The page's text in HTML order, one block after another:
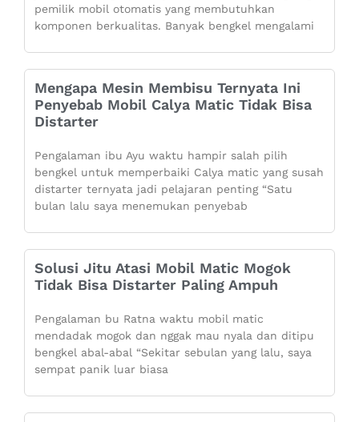
pemilik mobil otomatis yang membutuhkan
komponen berkualitas. Banyak bengkel mengalami
Mengapa Mesin Membisu Ternyata Ini
Penyebab Mobil Calya Matic Tidak Bisa
Distarter
Pengalaman ibu Ayu waktu hampir salah pilih
bengkel untuk memperbaiki Calya matic yang susah
distarter ternyata jadi pelajaran penting “Satu
bulan lalu saya menemukan penyebab
Solusi Jitu Atasi Mobil Matic Mogok
Tidak Bisa Distarter Paling Ampuh
Pengalaman bu Ratna waktu mobil matic
mendadak mogok dan nggak mau nyala dan ditipu
bengkel abal-abal “Sekitar sebulan yang lalu, saya
sempat panik luar biasa